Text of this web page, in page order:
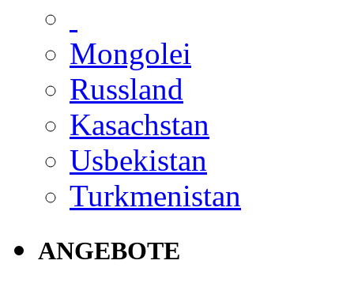
Mongolei
Russland
Kasachstan
Usbekistan
Turkmenistan
ANGEBOTE